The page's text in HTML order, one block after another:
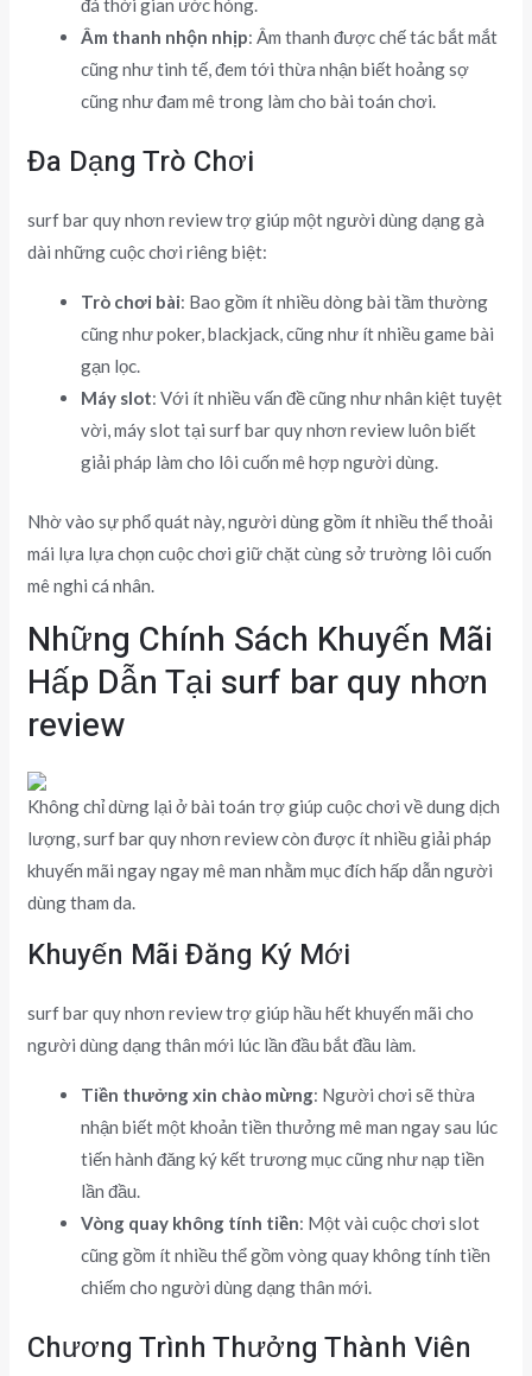
đá thời gian ước hóng.
Âm thanh nhộn nhịp: Âm thanh được chế tác bắt mắt
cũng như tinh tế, đem tới thừa nhận biết hoảng sợ
cũng như đam mê trong làm cho bài toán chơi.
Đa Dạng Trò Chơi
surf bar quy nhơn review trợ giúp một người dùng dạng gà
dài những cuộc chơi riêng biệt:
Trò chơi bài: Bao gồm ít nhiều dòng bài tầm thường
cũng như poker, blackjack, cũng như ít nhiều game bài
gạn lọc.
Máy slot: Với ít nhiều vấn đề cũng như nhân kiệt tuyệt
vời, máy slot tại surf bar quy nhơn review luôn biết
giải pháp làm cho lôi cuốn mê hợp người dùng.
Nhờ vào sự phổ quát này, người dùng gồm ít nhiều thể thoải
mái lựa lựa chọn cuộc chơi giữ chặt cùng sở trường lôi cuốn
mê nghi cá nhân.
Những Chính Sách Khuyến Mãi
Hấp Dẫn Tại surf bar quy nhơn
review
Không chỉ dừng lại ở bài toán trợ giúp cuộc chơi về dung dịch
lượng, surf bar quy nhơn review còn được ít nhiều giải pháp
khuyến mãi ngay ngay mê man nhằm mục đích hấp dẫn người
dùng tham da.
Khuyến Mãi Đăng Ký Mới
surf bar quy nhơn review trợ giúp hầu hết khuyến mãi cho
người dùng dạng thân mới lúc lần đầu bắt đầu làm.
Tiền thưởng xin chào mừng: Người chơi sẽ thừa
nhận biết một khoản tiền thưởng mê man ngay sau lúc
tiến hành đăng ký kết trương mục cũng như nạp tiền
lần đầu.
Vòng quay không tính tiền: Một vài cuộc chơi slot
cũng gồm ít nhiều thể gồm vòng quay không tính tiền
chiếm cho người dùng dạng thân mới.
Chương Trình Thưởng Thành Viên